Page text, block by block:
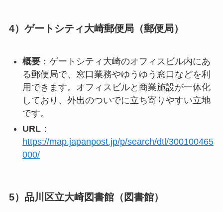
4）ゲートシティ大崎郵便局（郵便局）
概要：ゲートシティ大崎のオフィスビル内にあ
る郵便局で、窓口業務やゆうゆう窓口などを利
用できます。オフィスビルと商業施設が一体化
しており、外出のついでに立ち寄りやすい立地
です。
URL：
https://map.japanpost.jp/p/search/dtl/300100465
000/
5）品川区立大崎図書館（図書館）